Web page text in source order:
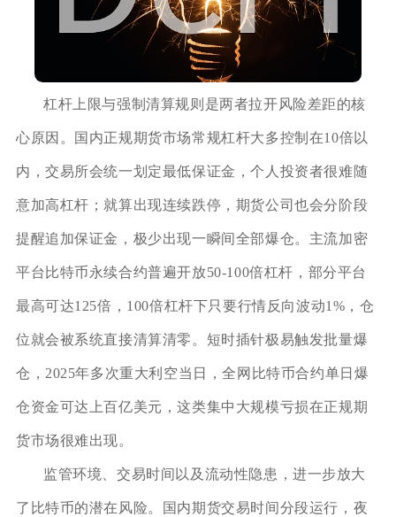
杠杆上限与强制清算规则是两者拉开风险差距的核
心原因。国内正规期货市场常规杠杆大多控制在10倍以
内，交易所会统一划定最低保证金，个人投资者很难随
意加高杠杆；就算出现连续跌停，期货公司也会分阶段
提醒追加保证金，极少出现一瞬间全部爆仓。主流加密
平台比特币永续合约普遍开放50‑100倍杠杆，部分平台
最高可达125倍，100倍杠杆下只要行情反向波动1%，仓
位就会被系统直接清算清零。短时插针极易触发批量爆
仓，2025年多次重大利空当日，全网比特币合约单日爆
仓资金可达上百亿美元，这类集中大规模亏损在正规期
货市场很难出现。
监管环境、交易时间以及流动性隐患，进一步放大
了比特币的潜在风险。国内期货交易时间分段运行，夜